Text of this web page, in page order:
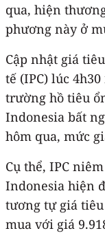
qua, hiện
phương này ở
Cập nhật giá
tế (IPC) lúc
trường hồ tiêu
Indonesia bất
hôm qua, mức
Cụ thể, IPC
Indonesia hiện
tương tự giá
mua với giá